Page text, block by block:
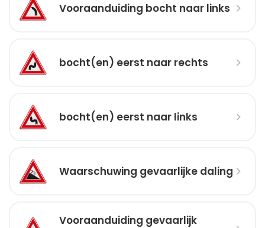
Vooraanduiding bocht naar links
bocht(en) eerst naar rechts
bocht(en) eerst naar links
Waarschuwing gevaarlijke daling
Vooraanduiding gevaarlijk